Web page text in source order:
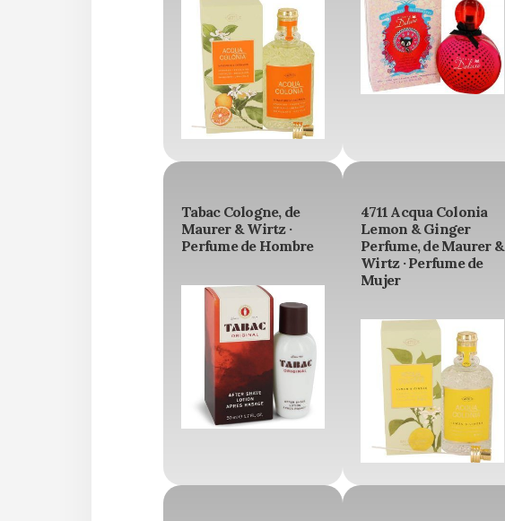
Tabac Cologne, de
Maurer & Wirtz ·
Perfume de Hombre
4711 Acqua Colonia
Lemon & Ginger
Perfume, de Maurer &
Wirtz · Perfume de
Mujer